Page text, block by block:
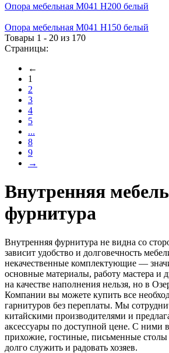
Опора мебельная М041 H200 белый
Опора мебельная М041 H150 белый
Товары 1 - 20 из 170
Страницы:
←
1
2
3
4
5
...
8
9
→
Внутренняя
фурнитура
Внутренняя фурнитура не видна со
зависит удобство и долговечность
некачественные комплектующие —
основные материалы, работу мастера и
на качестве наполнения нельзя, но в
Компании вы можете купить все
гарнитуров без переплаты. Мы
китайскими производителями и
аксессуары по доступной цене. С ними
прихожие, гостиные, письменные
долго служить и радовать хозяев.